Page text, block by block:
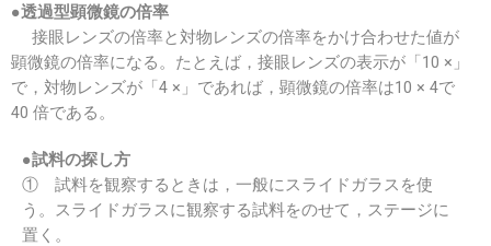
●透過型顕微鏡の倍率
接眼レンズの倍率と対物レンズの倍率をかけ合わせた値が
顕微鏡の倍率になる。たとえば，接眼レンズの表示が「10 ×」
で，対物レンズが「4 ×」であれば，顕微鏡の倍率は10 × 4で
40 倍である。
●試料の探し方
① 試料を観察するときは，一般にスライドガラスを使
う。スライドガラスに観察する試料をのせて，ステージに
置く。